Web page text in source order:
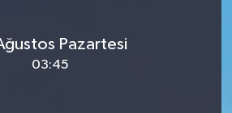
Pazartesi
03:45